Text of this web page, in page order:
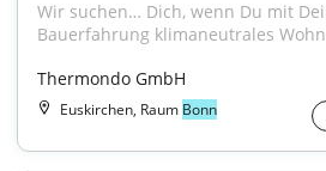
Wir suchen… Dich, wenn Du mit
Bauerfahrung klimaneutrales
Thermondo GmbH
Euskirchen, Raum Bonn